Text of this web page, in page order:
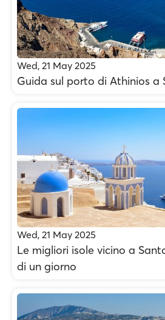
Wed, 21 May 2025
Guida sul porto di Athinios a
Wed, 21 May 2025
Le migliori isole vicino a
di un giorno